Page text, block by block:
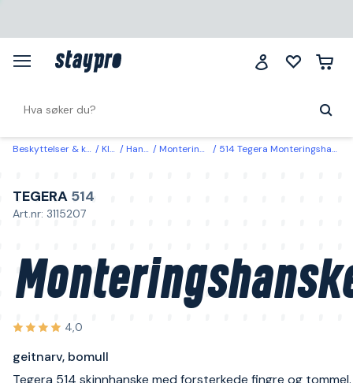
Beskyttelser & klær Klær Hansker Monteringshanske 514 Tegera Monteringshanske geitnarv, bomull 10
TEGERA 514
Art.nr: 3115207
4,0
geitnarv, bomull
Tegera 514 skinnhanske med forsterkede fingre og tommel.